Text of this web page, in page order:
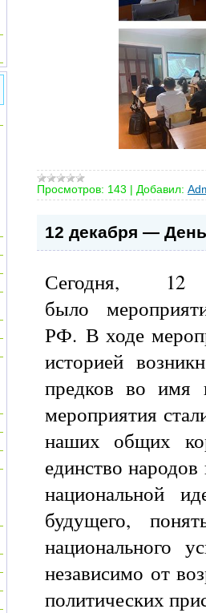
Просмотров: 143 | Добавил:
12 декабря —
Сегодня, 12
было
РФ. В ходе
историей
предков во имя
мероприятия
наших общих
единство
национальной
будущего,
национального
независимо от
политических